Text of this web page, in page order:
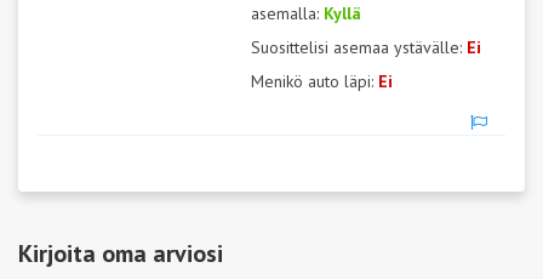
asemalla: Kyllä
Suosittelisi asemaa ystävälle: Ei
Menikö auto läpi: Ei
Kirjoita oma arviosi